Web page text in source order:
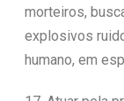
morteiros,
explosivos
humano, em